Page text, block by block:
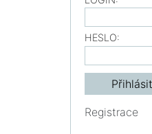
HESLO:
Registrace